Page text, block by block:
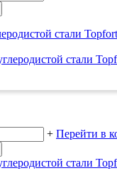
стали
+ Перейти в